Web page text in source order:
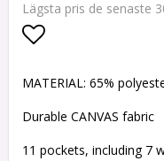
Lägsta pris de senaste
MATERIAL: 65%
Durable CANVAS fabric
11 pockets, including 7